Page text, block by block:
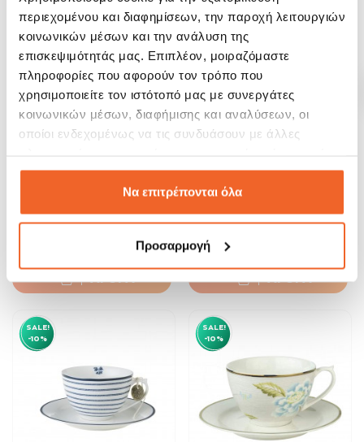
περιεχομένου και διαφημίσεων, την παροχή λειτουργιών
κοινωνικών μέσων και την ανάλυση της
επισκεψιμότητάς μας. Επιπλέον, μοιραζόμαστε
πληροφορίες που αφορούν τον τρόπο που
χρησιμοποιείτε τον ιστότοπό μας με συνεργάτες
κοινωνικών μέσων, διαφήμισης και αναλύσεων, οι
οποίοι ενδεχομένως να τις συνδυάσουν με άλλες
έχουν συλλέξει σε σχέση με την από μέρους σας χρήση
των υπηρεσιών τους.Να επιτρέπονται όλα
Προσαρμογή
-20%
Καφέ Bistro...
ΑΓΟΡΑ
-20%
110,00 €
ΑΓΟΡΑ
SALE!
-10%
SALE!
-10%